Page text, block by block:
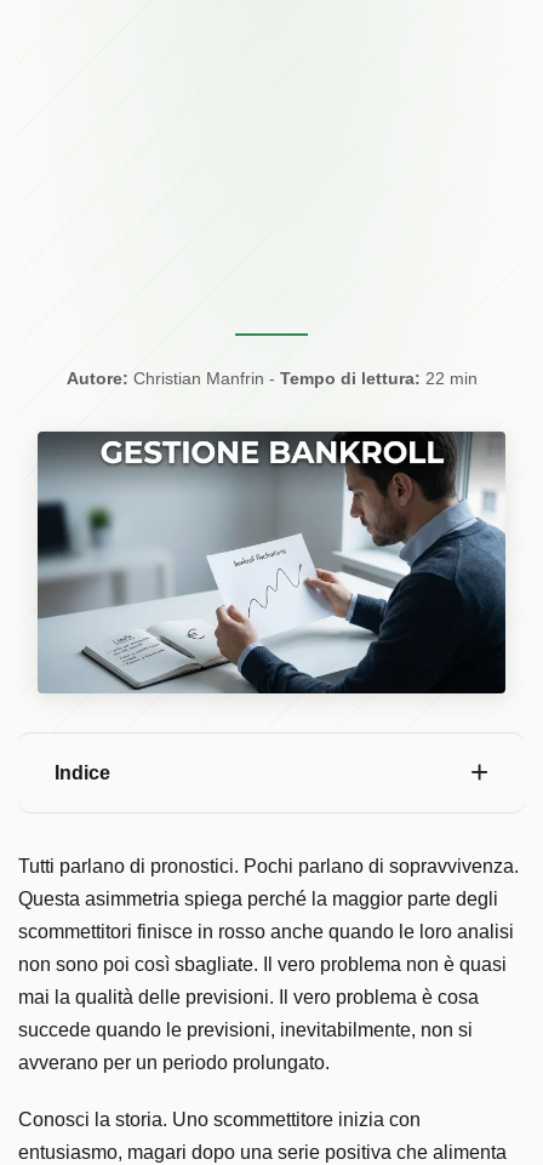
Autore: Christian Manfrin - Tempo di lettura: 22 min
Indice
Tutti parlano di pronostici. Pochi parlano di sopravvivenza.
Questa asimmetria spiega perché la maggior parte degli
scommettitori finisce in rosso anche quando le loro analisi
non sono poi così sbagliate. Il vero problema non è quasi
mai la qualità delle previsioni. Il vero problema è cosa
succede quando le previsioni, inevitabilmente, non si
avverano per un periodo prolungato.
Conosci la storia. Uno scommettitore inizia con
entusiasmo, magari dopo una serie positiva che alimenta